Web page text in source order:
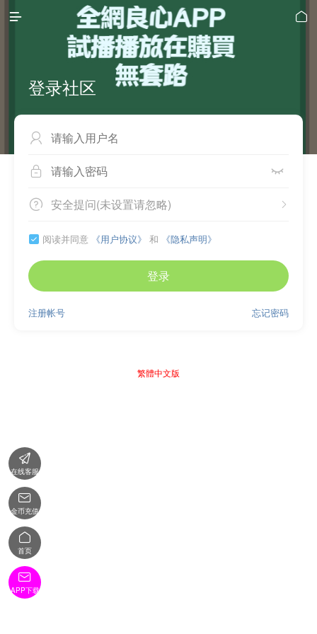
 
登录社区

 
 
安全提问(未设置请忽略)
 阅读并同意 《用户协议》 和 《隐私声明》
登录
忘记密码
注册帐号
繁體中文版

在线客服

金币充值

首页

APP下载